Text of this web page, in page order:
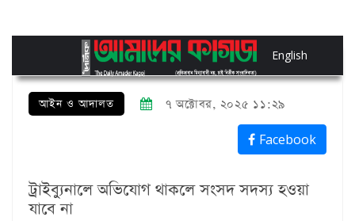
English
আইন ও আদালত ৭ অক্টোবর, ২০২৫ ১১:২৯
Facebook
ট্রাইব্যুনালে অভিযোগ থাকলে সংসদ সদস্য হওয়া
যাবে না